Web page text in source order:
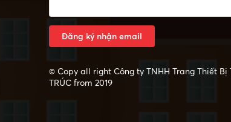
Đăng ký nhận email
© Copy all right Công ty TNHH Trang Thiết Bị
TRÚC from 2019